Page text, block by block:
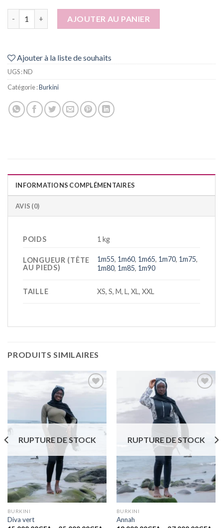
AJOUTER AU PANIER
Ajouter à la liste de souhaits
UGS :ND
Catégorie :Burkini
INFORMATIONS COMPLÉMENTAIRES
AVIS (0)
POIDS 1 kg
LONGUEUR (TÊTE
AU PIEDS)
1m55, 1m60, 1m65, 1m70, 1m75,
1m80, 1m85, 1m90
TAILLE XS, S, M, L, XL, XXL
PRODUITS SIMILAIRES
souhaits
RUPTURE DE STOCK
BURKINI
Diva vert
souhaits
RUPTURE DE STOCK
BURKINI
Annah